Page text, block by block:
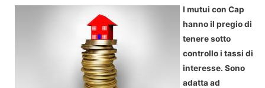
I mutui con Cap
hanno il pregio di
tenere sotto
controllo i tassi di
interesse. Sono
adatta ad